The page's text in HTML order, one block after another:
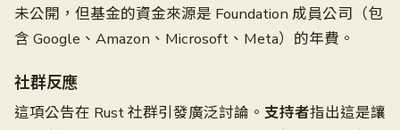
未公開，但基金的資金來源是 Foundation 成員公司（包
含 Google、Amazon、Microsoft、Meta）的年費。
社群反應
這項公告在 Rust 社群引發廣泛討論。 支持者指出這是讓